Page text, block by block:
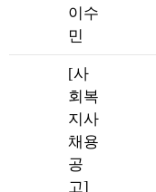
이수
민
[사
회복
지사
채용
공
고]